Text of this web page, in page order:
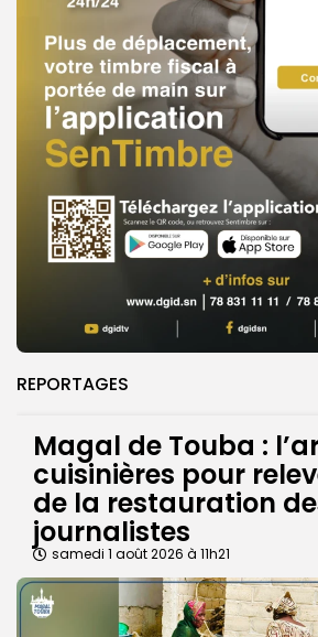
REPORTAGES
Magal de Touba :
cuisinières pour
de la restauration
journalistes
samedi 1 août 2026 à 11h21